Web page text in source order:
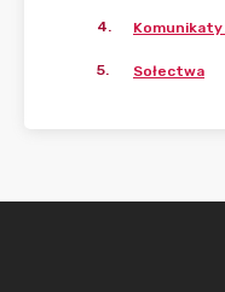
4.
5. Sołectwa